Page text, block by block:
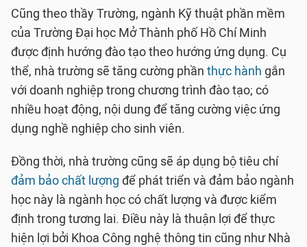
Cũng theo thầy Trường, ngành Kỹ thuật phần mềm
của Trường Đại học Mở Thành phố Hồ Chí Minh
được định hướng đào tạo theo hướng ứng dụng. Cụ
thể, nhà trường sẽ tăng cường phần thực hành gắn
với doanh nghiệp trong chương trình đào tạo; có
nhiều hoạt động, nội dung để tăng cường việc ứng
dụng nghề nghiệp cho sinh viên.
Đồng thời, nhà trường cũng sẽ áp dụng bộ tiêu chí
đảm bảo chất lượng để phát triển và đảm bảo ngành
học này là ngành học có chất lượng và được kiểm
định trong tương lai. Điều này là thuận lợi để thực
hiện lợi bởi Khoa Công nghệ thông tin cũng như Nhà